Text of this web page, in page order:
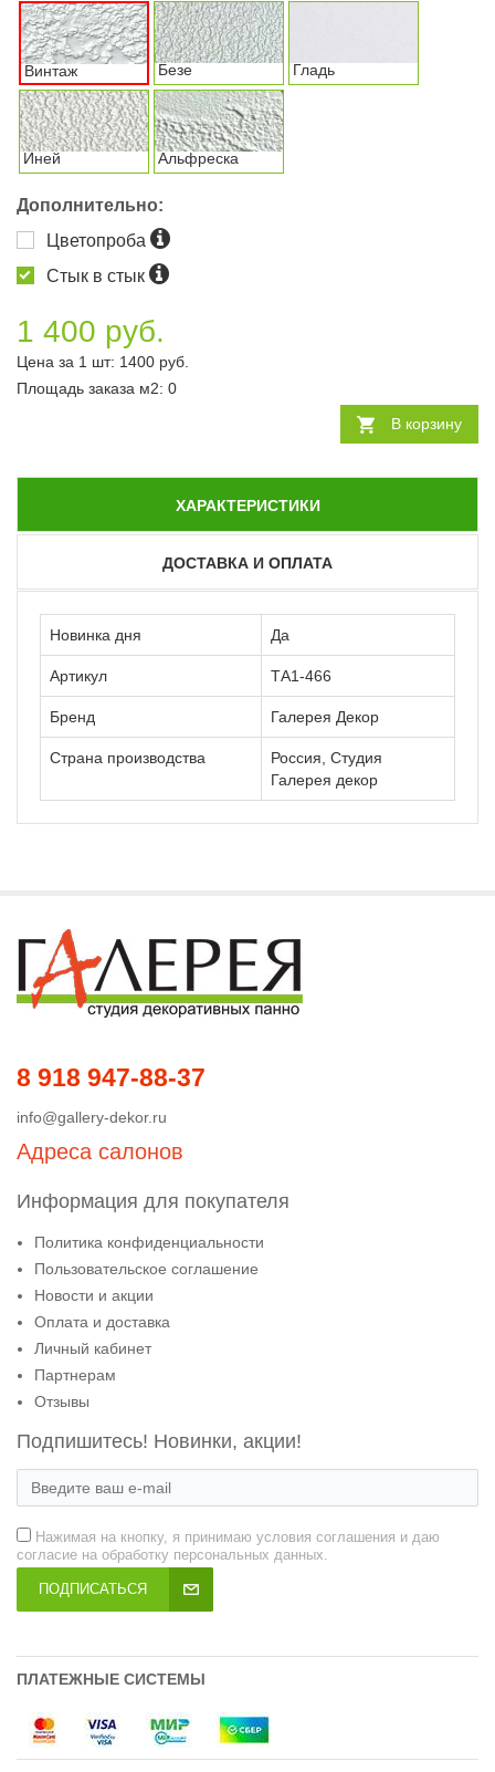
Винтаж Безе Гладь
Иней Альфреска
Дополнительно:
Цветопроба
Стык в стык
1 400 руб.
Цена за 1 шт: 1400 руб.
Площадь заказа м2: 0
В корзину
ХАРАКТЕРИСТИКИ
ДОСТАВКА И ОПЛАТА
Новинка дня Да
Артикул ТА1-466
Бренд Галерея Декор
Страна производства
Россия, Студия
Галерея декор
8 918 947-88-37
info@gallery-dekor.ru
Адреса салонов
Информация для покупателя
Политика конфиденциальности
Пользовательское соглашение
Новости и акции
Оплата и доставка
Личный кабинет
Партнерам
Отзывы
Подпишитесь! Новинки, акции!
Нажимая на кнопку, я принимаю условия соглашения и даю
согласие на обработку персональных данных.
ПОДПИСАТЬСЯ
ПЛАТЕЖНЫЕ СИСТЕМЫ